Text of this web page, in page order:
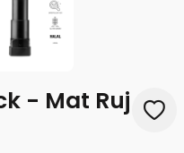
- Mat Ruj